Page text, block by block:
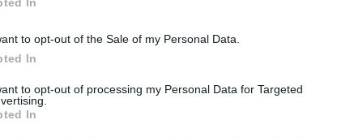
to opt-out of the Sale of my Personal Data.
In
to opt-out of processing my Personal Data for Targeted
In